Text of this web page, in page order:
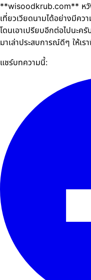
**wisoodkrub.com** หวัง
เที่ยวเวียดนามได้อย่างมีคว
โดนเอาเปรียบอีกต่อไปนะค
มาเล่าประสบการณ์ดีๆ ให้เร
แชร์บทความนี้: